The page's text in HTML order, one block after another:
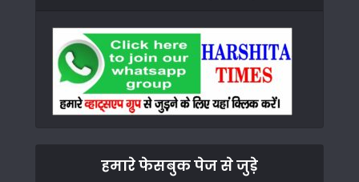
हमारे फेसबुक पेज से जुड़े